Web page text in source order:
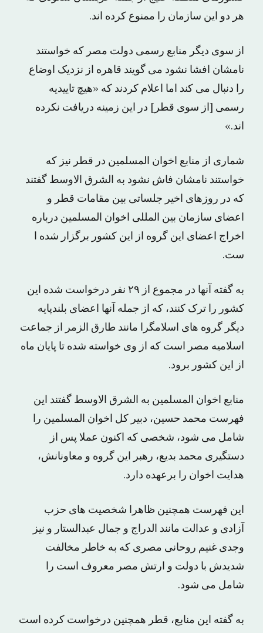
هر دو این سازمان را ممنوع کرده اند.
از سوی دیگر منابع رسمی دولت مصر که خواستند
نامشان افشا نشود می گویند قاهره از نزدیک اوضاع
را دنبال می کند اما اعلام کردند که «هیچ تاییدیه
رسمی [از سوی قطر] در این زمینه دریافت نکرده
اند.»
شماری از منابع اخوان المسلمین در قطر نیز که
خواستند نامشان فاش نشود به الشرق الاوسط گفتند
که در روزهای اخیر جلساتی بین مقامات قطر و
اعضای سازمان بین المللی اخوان المسلمین درباره
اخراج اعضای این گروه از این کشور برگزار شده ا
ست.
به گفته آنها در مجموع از ۲۹ نفر درخواست شده این
کشور را ترک کنند، که از جمله آنها اعضای بلندپایه
دیگر گروه های اسلامگرا مانند طارق الزمر از جماعت
اسلامیه مصر است که از وی خواسته شده تا پایان ماه
از این کشور برود.
منابع اخوان المسلمین به الشرق الاوسط گفتند این
فهرست محمد حسین، دبیر کل اخوان المسلمین را
شامل می شود، شخصی که اکنون عملا پس از
دستگیری محمد بدیع، رهبر این گروه و معاونانش،
هدایت اخوان را برعهده دارد.
این فهرست همچنین ظاهرا شخصیت های حزب
آزادی و عدالت مانند الدراج و جمال عبدالستار و نیز
وجدی غنیم روحانی مصری که به خاطر مخالفت
شدیدش با دولت و ارتش مصر معروف است را
شامل می شود.
به گفته این منابع، قطر همچنین درخواست کرده است